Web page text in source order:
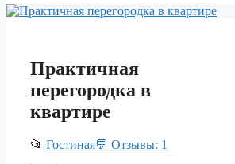
Практичная
перегородка в
квартире
📂 Гостиная💬 Отзывы: 1